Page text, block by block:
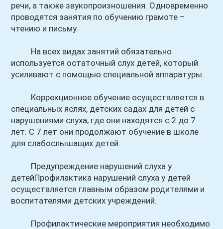
речи, а также звукопроизношения. Одновременно
проводятся занятия по обучению грамоте –
чтению и письму.
На всех видах занятий обязательно
используется остаточный слух детей, который
усиливают с помощью специальной аппаратуры.
Коррекционное обучение осуществляется в
специальных яслях, детских садах для детей с
нарушениями слуха, где они находятся с 2 до 7
лет. С 7 лет они продолжают обучение в школе
для слабослышащих детей.
Предупреждение нарушений слуха у
детейПрофилактика нарушений слуха у детей
осуществляется главным образом родителями и
воспитателями детских учреждений.
Профилактические мероприятия необходимо